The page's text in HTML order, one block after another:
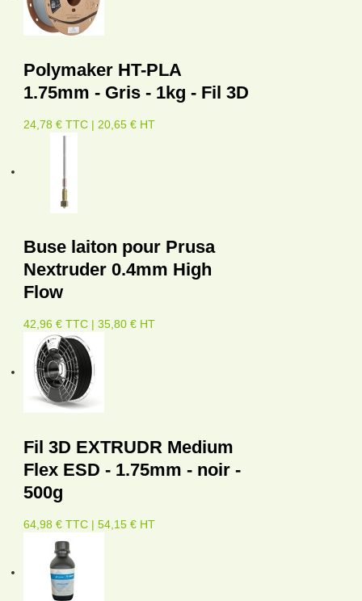
Polymaker HT-PLA
1.75mm - Gris - 1kg - Fil 3D
24,78 € TTC | 20,65 € HT
Buse laiton pour Prusa
Nextruder 0.4mm High
Flow
42,96 € TTC | 35,80 € HT
Fil 3D EXTRUDR Medium
Flex ESD - 1.75mm - noir -
500g
64,98 € TTC | 54,15 € HT